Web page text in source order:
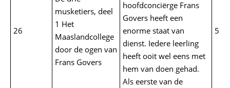
26
musketiers, deel
1 Het
Maaslandcollege
door de ogen van
Frans Govers
hoofdconciërge Frans
Govers heeft een
enorme staat van
dienst. Iedere leerling
heeft ooit wel eens met
hem van doen gehad.
Als eerste van de
5